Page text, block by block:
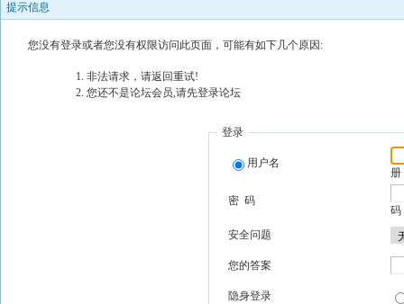
提示信息
您没有登录或者您没有权限访问此页面，可能有如下几个原因:
非法请求，请返回重试!
您还不是论坛会员,请先登录论坛
登录
用户名
册
密 码
码
安全问题
您的答案
隐身登录